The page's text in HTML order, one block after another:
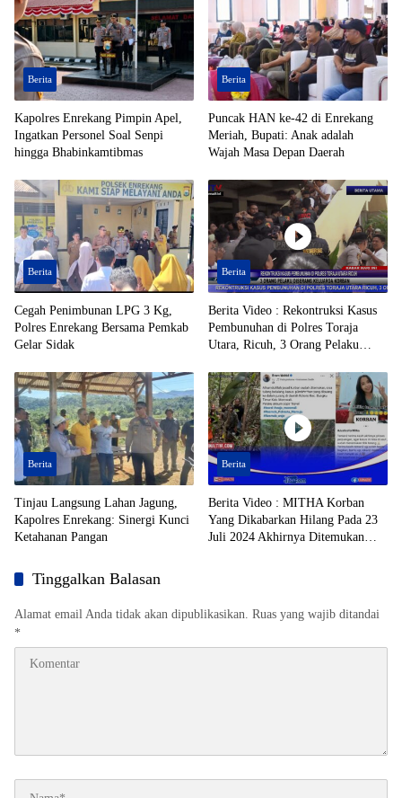
Berita
Kapolres Enrekang Pimpin Apel,
Ingatkan Personel Soal Senpi
hingga Bhabinkamtibmas
Berita
Puncak HAN ke-42 di Enrekang
Meriah, Bupati: Anak adalah
Wajah Masa Depan Daerah
Berita
Cegah Penimbunan LPG 3 Kg,
Polres Enrekang Bersama Pemkab
Gelar Sidak
Berita
Berita Video : Rekontruksi Kasus
Pembunuhan di Polres Toraja
Utara, Ricuh, 3 Orang Pelaku
Berita
Tinjau Langsung Lahan Jagung,
Kapolres Enrekang: Sinergi Kunci
Ketahanan Pangan
Berita
Berita Video : MITHA Korban
Yang Dikabarkan Hilang Pada 23
Juli 2024 Akhirnya Ditemukan
Tinggalkan Balasan
Alamat email Anda tidak akan dipublikasikan. Ruas yang wajib ditandai
*